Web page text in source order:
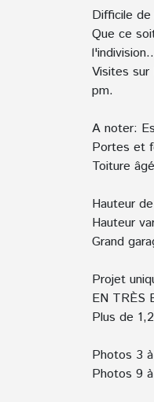
Difficile
Que ce
Visites sur
pm.
A noter:
Portes et
Toiture
Hauteur
Hauteur
Grand
Projet
EN TRÈS
Plus de
Photos 3
Photos 9